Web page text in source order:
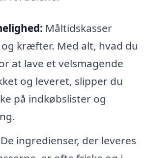
Måltidskasser
kræfter. Med alt, hvad du
at lave et velsmagende
og leveret, slipper du
på indkøbslister og
De ingredienser, der leveres